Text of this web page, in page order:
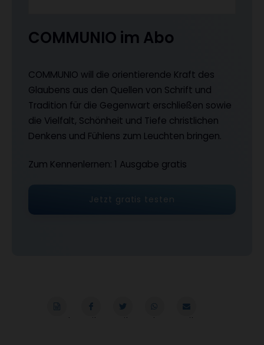
COMMUNIO im Abo
COMMUNIO will die orientierende Kraft des
Glaubens aus den Quellen von Schrift und
Tradition für die Gegenwart erschließen sowie
die Vielfalt, Schönheit und Tiefe christlichen
Denkens und Fühlens zum Leuchten bringen.
Zum Kennenlernen: 1 Ausgabe gratis
Jetzt gratis testen
Word Teilen Teilen WhatsappMailen